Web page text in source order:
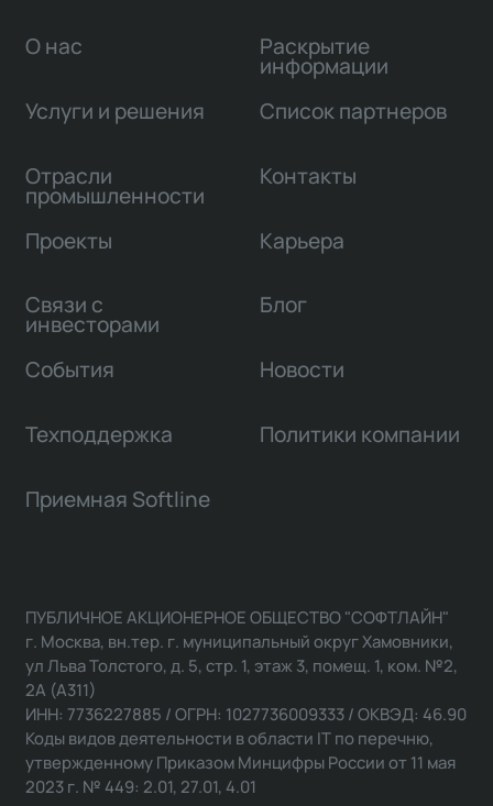
О нас
Услуги и решения
Отрасли
промышленности
Проекты
Связи с
инвесторами
Раскрытие
информации
Список партнеров
Контакты
Карьера
Блог
События Новости
Техподдержка Политики компании
Приемная Softline
ПУБЛИЧНОЕ АКЦИОНЕРНОЕ ОБЩЕСТВО "СОФТЛАЙН"
г. Москва, вн.тер. г. муниципальный округ Хамовники,
ул Льва Толстого, д. 5, стр. 1, этаж 3, помещ. 1, ком. №2,
2А (А311)
ИНН: 7736227885 / ОГРН: 1027736009333 / ОКВЭД: 46.90
Коды видов деятельности в области IT по перечню,
утвержденному Приказом Минцифры России от 11 мая
2023 г. № 449: 2.01, 27.01, 4.01